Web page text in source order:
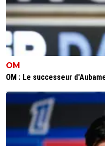
OM
OM : Le successeur